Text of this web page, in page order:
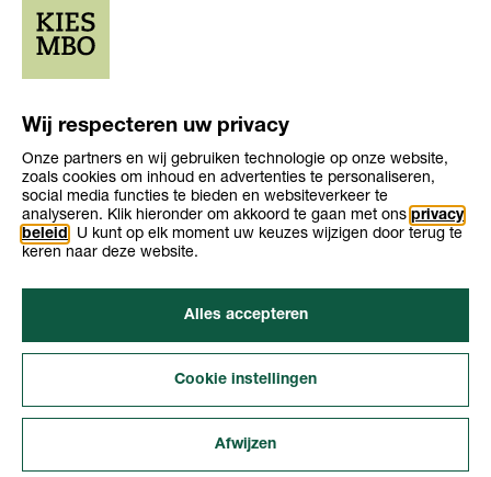
INTERESSESBLADERENZOEKENVERGELIJKENONTDEKKEN
niveau
Niveau 1
duur
1 jaar
Leerweg
bol, bbl
Cookies
Wij respecteren uw privacy
Onze partners en wij gebruiken technologie op onze website,
zoals cookies om inhoud en advertenties te personaliseren,
social media functies te bieden en websiteverkeer te
analyseren. Klik hieronder om akkoord te gaan met ons privacy
beleid . U kunt op elk moment uw keuzes wijzigen door terug te
keren naar deze website.
Alles accepteren
Cookie instellingen
Afwijzen